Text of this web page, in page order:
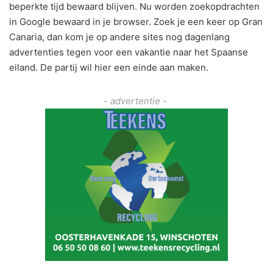
beperkte tijd bewaard blijven. Nu worden zoekopdrachten
in Google bewaard in je browser. Zoek je een keer op Gran
Canaria, dan kom je op andere sites nog dagenlang
advertenties tegen voor een vakantie naar het Spaanse
eiland. De partij wil hier een einde aan maken.
- advertentie -